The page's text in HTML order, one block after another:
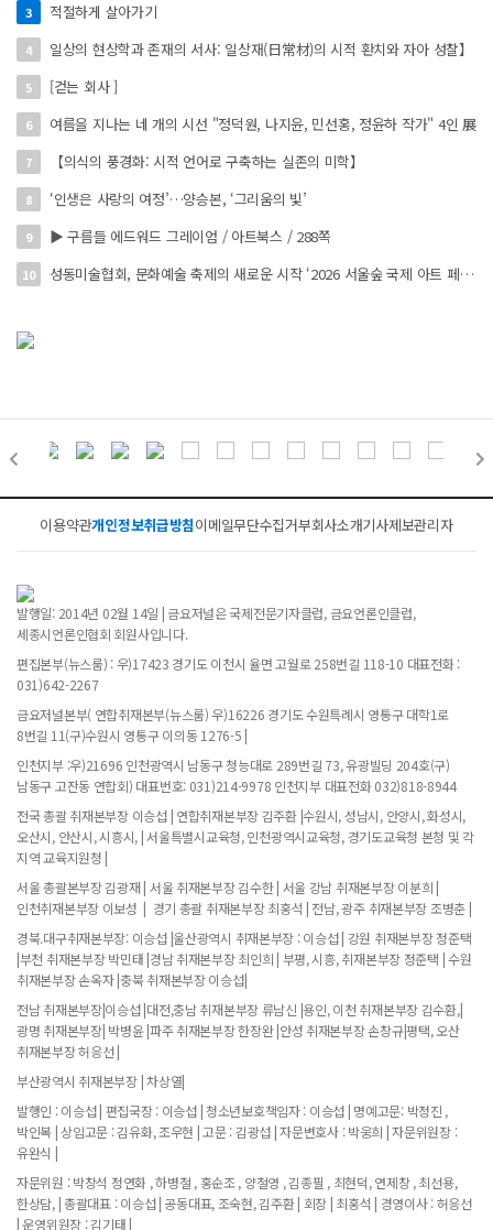
3 적절하게 살아가기
4 일상의 현상학과 존재의 서사: 일상재(日常材)의 시적 환치와 자아 성찰】
5 [걷는 회사 ]
6 여름을 지나는 네 개의 시선 "정덕원, 나지윤, 민선홍, 정윤하 작가" 4인 展
7 【의식의 풍경화: 시적 언어로 구축하는 실존의 미학】
8 ‘인생은 사랑의 여정’…양승본, ‘그리움의 빛’
9 ▶ 구름들 에드워드 그레이엄 / 아트북스 / 288쪽
10 성동미술협회, 문화예술 축제의 새로운 시작 ‘2026 서울숲 국제 아트 페스타’ 개최
이용약관개인정보취급방침이메일무단수집거부회사소개기사제보관리자
발행일: 2014년 02월 14일 | 금요저널은 국제전문기자클럽, 금요언론인클럽,
세종시언론인협회 회원사입니다.
편집본부(뉴스룸) : 우)17423 경기도 이천시 율면 고월로 258번길 118-10 대표전화 :
031)642-2267
금요저널본부( 연합취재본부(뉴스룸) 우)16226 경기도 수원특례시 영통구 대학1로
8번길 11(구)수원시 영통구 이의동 1276-5 |
인천지부 :우)21696 인천광역시 남동구 청능대로 289번길 73, 유광빌딩 204호(구)
남동구 고잔동 연합회) 대표번호: 031)214-9978 인천지부 대표전화 032)818-8944
전국 총괄 취재본부장 이승섭 | 연합취재본부장 김주환 |수원시, 성남시, 안양시, 화성시,
오산시, 안산시, 시흥시, | 서울특별시교육청, 인천광역시교육청, 경기도교육청 본청 및 각
지역 교육지원청 |
서울 총괄본부장 김광재 | 서울 취재본부장 김수한 | 서울 강남 취재본부장 이분희 |
인천취재본부장 이보성 | 경기 총괄 취재본부장 최홍석 | 전남, 광주 취재본부장 조병춘 |
경북.대구취재본부장: 이승섭 |울산광역시 취재본부장 : 이승섭 | 강원 취재본부장 정준택
|부천 취재본부장 박민태 |경남 취재본부장 최인희 | 부평, 시흥, 취재본부장 정준택 | 수원
취재본부장 손옥자 |충북 취재본부장 이승섭|
전남 취재본부장|이승섭 |대전,충남 취재본부장 류남신 |용인, 이천 취재본부장 김수환,|
광명 취재본부장| 박병윤 |파주 취재본부장 한장완 |안성 취재본부장 손창규|평택, 오산
취재본부장 허응선 |
부산광역시 취재본부장 | 차상열|
발행인 : 이승섭 | 편집국장 : 이승섭 | 청소년보호책임자 : 이승섭 | 명예고문: 박정진 ,
박인복 | 상임고문 : 김유화, 조우현 | 고문 : 김광섭 | 자문변호사 : 박웅희 | 자문위원장 :
유완식 |
자문위원 : 박창석 정연화 , 하병철 , 홍순조 , 양철영 , 김종필 , 최현덕, 연제창 , 최선용,
한상담, | 총괄대표 : 이승섭 | 공동대표, 조숙현, 김주환 | 회장 | 최홍석 | 경영이사 : 허응선
| 운영위원장 : 김기태 |